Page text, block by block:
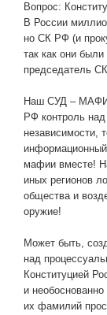
Вопрос:
В России
но СК РФ (и
так как они
председатель
Наш СУД –
РФ контроль
мафии вместе!
иных регионов
общества и
оружие!
Может быть,
над
Конституцией
и
их фамилий